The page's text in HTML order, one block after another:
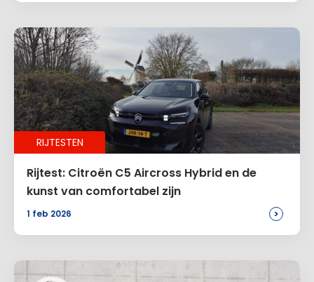
RIJTESTEN
Rijtest: Citroën C5 Aircross Hybrid en de
kunst van comfortabel zijn
1 feb 2026 >